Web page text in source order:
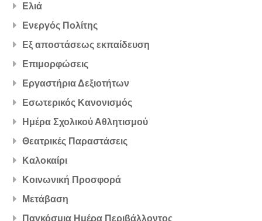
Ελιά
Ενεργός Πολίτης
Εξ αποστάσεως εκπαίδευση
Επιμορφώσεις
Εργαστήρια Δεξιοτήτων
Εσωτερικός Κανονισμός
Ημέρα Σχολικού Αθλητισμού
Θεατρικές Παραστάσεις
Καλοκαίρι
Κοινωνική Προσφορά
Μετάβαση
Παγκόσμια Ημέρα Περιβάλλοντος